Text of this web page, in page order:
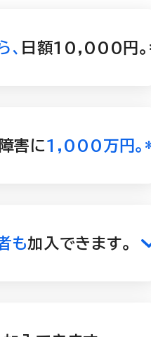
日額10,000円
害に1,000万円。
も加入できます。